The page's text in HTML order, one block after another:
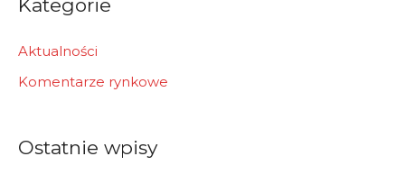
h
f
Kategorie
Aktualności
Komentarze rynkowe
Ostatnie wpisy